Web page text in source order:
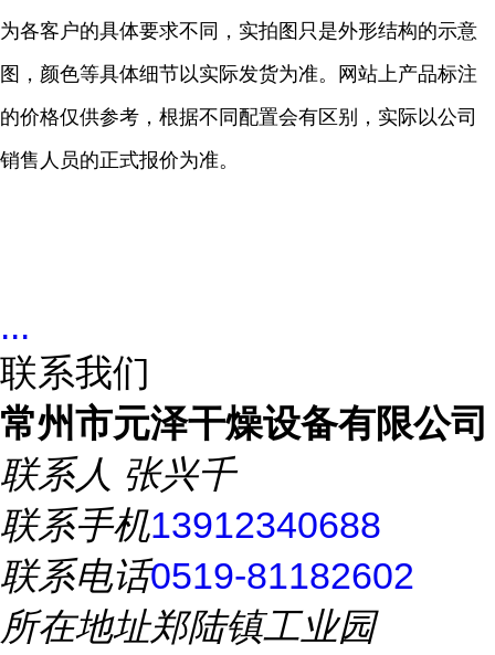
为各客户的具体要求不同，实拍图只是外形结构的示意
图，颜色等具体细节以实际发货为准。网站上产品标注
的价格仅供参考，根据不同配置会有区别，实际以公司
销售人员的正式报价为准。
...
联系我们
常州市元泽干燥设备有限公司
联系人 张兴千
联系手机13912340688
联系电话0519-81182602
所在地址郑陆镇工业园